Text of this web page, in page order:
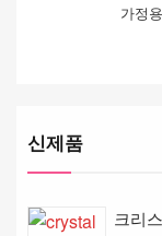
가정
신제품
크리